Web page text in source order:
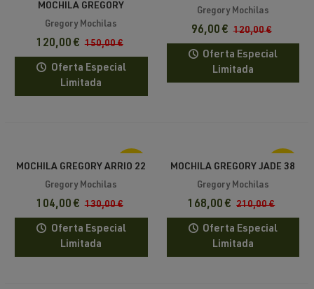
MOCHILA GREGORY
ALPINISTO 30 MD/LG
Gregory Mochilas
120,00 € 150,00 €
Oferta Especial
Limitada
RC
Gregory Mochilas
96,00 € 120,00 €
Oferta Especial
Limitada
-20%
MOCHILA GREGORY ARRIO 22
RC
Gregory Mochilas
104,00 € 130,00 €
Oferta Especial
Limitada
-20%
MOCHILA GREGORY JADE 38
RC
Gregory Mochilas
168,00 € 210,00 €
Oferta Especial
Limitada